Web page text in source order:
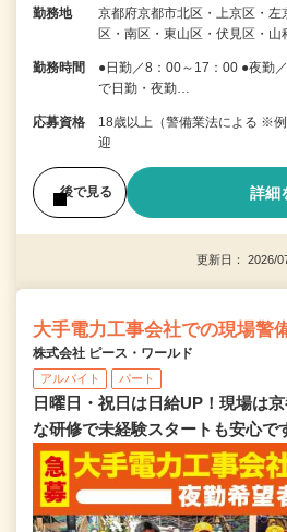
勤務地
京都府京都市北区・上京区・
区・南区・東山区・伏見区・
勤務時間
●日勤／8：00～17：00 ●夜勤
で日勤・夜勤…
応募資格
18歳以上（警備業法による ※
迎
後で見る 詳細
更新日： 2026/
大手電力工事会社での現場警
株式会社 ピース・ワールド
アルバイト パート
日曜日・祝日は日給UP！現場は
な研修で未経験スタートも安心で